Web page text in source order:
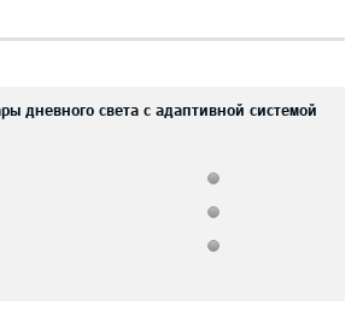
дневного света с адаптивной системой